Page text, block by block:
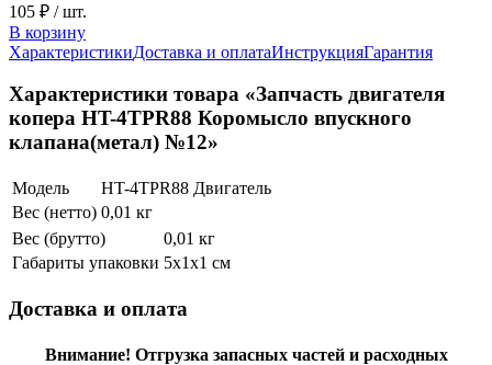
105 ₽ / шт.
В корзину
ХарактеристикиДоставка и оплатаИнструкцияГарантия
Характеристики товара «Запчасть двигателя
копера HT-4TPR88 Коромысло впускного
клапана(метал) №12»
Модель
HT-4TPR88 Двигатель
Вес (нетто) 0,01 кг
Вес (брутто)
0,01 кг
Габариты упаковки 5х1х1 см
Доставка и оплата
Внимание! Отгрузка запасных частей и расходных